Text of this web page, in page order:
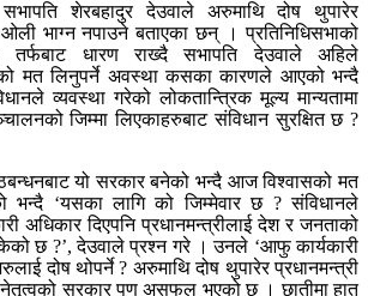
शेरबहादुर देउवाले अरुमाथि दोष थुपारेर
ओली भाग्न नपाउने बताएका छन् । प्रतिनिधिसभाको
धारण राख्दै सभापति देउवाले अहिले
मत लिनुपर्ने अवस्था कसका कारणले आएको भन्दै
व्यवस्था गरेको लोकतान्त्रिक मूल्य मान्यतामा
जिम्मा लिएकाहरुबाट संविधान सुरक्षित छ ?
यो सरकार बनेको भन्दै आज विश्वासको मत
भन्दै ‘यसका लागि को जिम्मेवार छ ? संविधानले
अधिकार दिएपनि प्रधानमन्त्रीलाई देश र जनताको
छ ?’, देउवाले प्रश्न गरे । उनले ‘आफु कार्यकारी
दोष थोपर्ने ? अरुमाथि दोष थुपारेर प्रधानमन्त्री
सरकार पुण असफल भएको छ । छातीमा हात